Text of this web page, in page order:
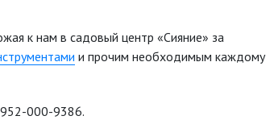
к нам в садовый центр «Сияние» за
и прочим необходимым каждому
952-000-9386.